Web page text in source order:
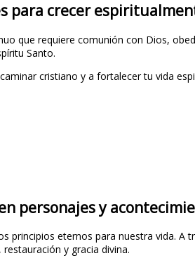
para crecer
que requiere comunión con Dios,
Santo.
cristiano y a fortalecer tu vida
personajes y
principios eternos para nuestra vida. A
y gracia divina.